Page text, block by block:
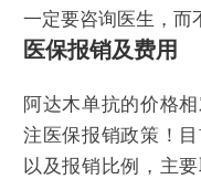
一定要咨询医生，而
医保报销及费用
阿达木单抗的价格
注医保报销政策！
以及报销比例，主